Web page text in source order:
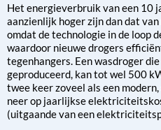
Het energieverbruik van een 10
aanzienlijk hoger zijn dan dat
omdat de technologie in de loop
waardoor nieuwe drogers
tegenhangers. Een wasdroger
geproduceerd, kan tot wel 500
twee keer zoveel als een
neer op jaarlijkse
(uitgaande van een